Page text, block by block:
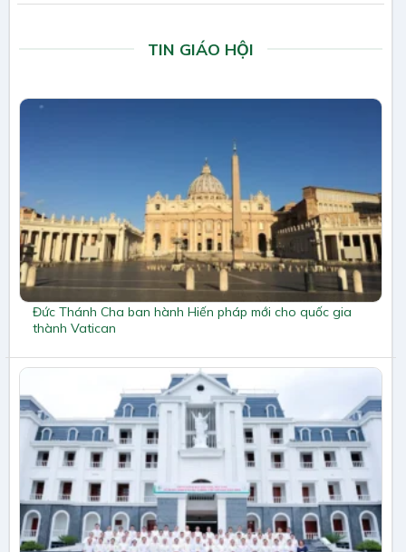
TIN GIÁO HỘI
Đức Thánh Cha ban hành Hiến pháp mới cho quốc gia
thành Vatican